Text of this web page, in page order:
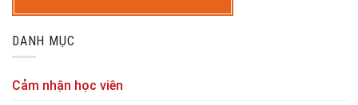
DANH MỤC
Cảm nhận học viên